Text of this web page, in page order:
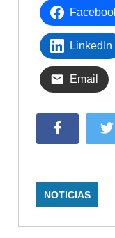
LinkedIn
Email
Facebook
NOTICIAS